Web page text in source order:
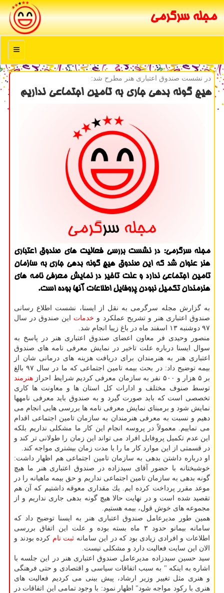
مجله سرگرمی
منو
در نشست صندوق اعتباری هنر مطرح شد:
هیچ گونه بدهی جاری به تامین اجتماعی نداریم
مجله سرگرمی: در نشست بررسی فعالیت های صندوق اعتباری
هنر عنوان شد كه این صندوق هیچ گونه بدهی جاری به سازمان
تامین اجتماعی ندارد و علت تاخیر در نمایش معرفی نامه های
هنرمندان تكمیل نبودن پروفایل اطلاعات آنها بوده است.
به گزارش مجله سرگرمی به نقل از ایسنا، نشست اطلاع رسانی
صندوق اعتباری هنر و تشریح عملكرد و خدمات این صندوق در سال
۹۷ دوشنبه ۱۳ اسفند ماه در باغ زیبا انجام شد.
منصور وحیدی فر معاون اعضای صندوق اعتباری هنر در پاسخ به
سوال ایسنا درباره علت تاخیر در نمایش معرفی نامه های صندوق
اعتباری هنر به هنرمندان برای دریافت هزینه های درمانی شان از
بیمه توضیح داد: در بحث بیمه تامین اجتماعی كه ما در سال ۹۷ بالغ
بر ۵ هزار و ۵۰۰ نفر به سازمان معرفی كردیم شرایط احراز
هنرمند
توسط صنوف مختلف و ادارات كل استان ها و معاونت ها كاری
تخصصی است كه باید صورت گیرد و به صندوق باید معرفی نامهها
نمایش شود و برمبنای نمایش معرفی نامه ها بررسی هایی انجام می
دهیم و نسبت به معرفی هنرمندان به سازمان تامین اجتماعی اقدام
می نماییم. معمولاً در پروسه انجام این كار ما مشكلی نداریم بلكه
این عدم تكمیل پروفایل افراد می تواند این زمان را طولانی تر كند و
در قسمتی از این موارد كار ما را با مدت زمان بیشتری مواجه كند.
او درباره داشتن بدهی به سازمان تامین اجتماعی هم اظهار داشت:
خوشبختانه با حضور آقای سیدزاده در صندوق اعتباری هنر ما هیچ
گونه بدهی به سازمان تامین اجتماعی نداریم و حق بیمه ماهیانه را در
موعد مقرر پرداخت كرده ایم. یك مقداری معوقه داشتیم كه آن هم
تقصید شده است و در نهایت حالا هیچ گونه بدهی جاری نداریم و از
مجموعه های خوش قول، بیمه هستیم.
همین طور مدیرعامل صندوق اعتباری هنر به ایسنا توضیح داد كه
سامانه بیمانو حدود ۳ ماه بسته بوده و علت این اتفاق بررسی
اطلاعات و افرادی زیادی بود كه در این سامانه ثبت نام كرده بودند و
الان این سایت فعالیت دارد و مشكلی نیست.
سید حسین سیدزاده مدیرعامل صندوق اعتباری هنر در این جلسه با
اشاره به اینكه " به سبب اتفاقات سیاسی و اقتصادی و حتی فرهنگی
و هنری مثل تغییر وزیر ارشاد، پیش بینی می كردیم فعالیت های
هنری با ركود مواجه شود" اظهار نمود: با وجود تمامی این اتفاقات در